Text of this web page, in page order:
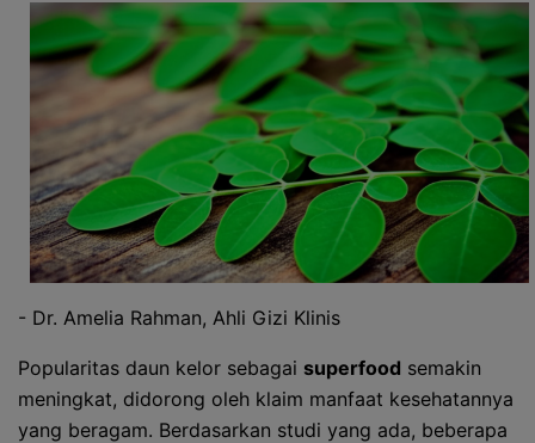
- Dr. Amelia Rahman, Ahli Gizi Klinis
Popularitas daun kelor sebagai superfood semakin
meningkat, didorong oleh klaim manfaat kesehatannya
yang beragam. Berdasarkan studi yang ada, beberapa